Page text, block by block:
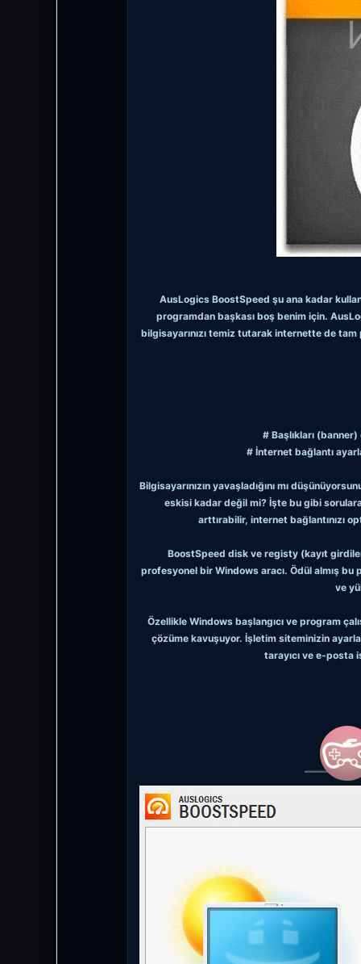
AusLogics BoostSpeed şu ana kadar
programdan başkası boş benim için.
bilgisayarınızı temiz tutarak internette de
# Başlıkları
# İnternet bağlantı
Bilgisayarınızın yavaşladığını mı
eskisi kadar değil mi? İşte bu gibi sorulara
arttırabilir, internet bağlantınızı
BoostSpeed disk ve registy (kayıt
profesyonel bir Windows aracı. Ödül almış
ve
Özellikle Windows başlangıcı ve program
çözüme kavuşuyor. İşletim siteminizin
tarayıcı ve e-posta